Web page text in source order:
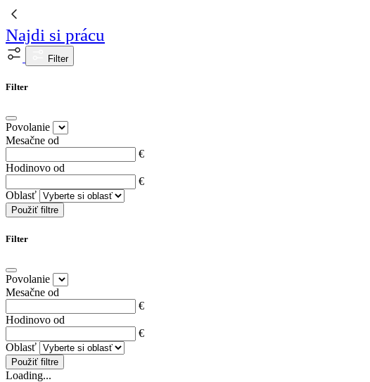
Najdi si prácu
Filter
Filter
Povolanie
Mesačne od
€
Hodinovo od
€
Oblasť
Použiť filtre
Filter
Povolanie
Mesačne od
€
Hodinovo od
€
Oblasť
Použiť filtre
Loading...